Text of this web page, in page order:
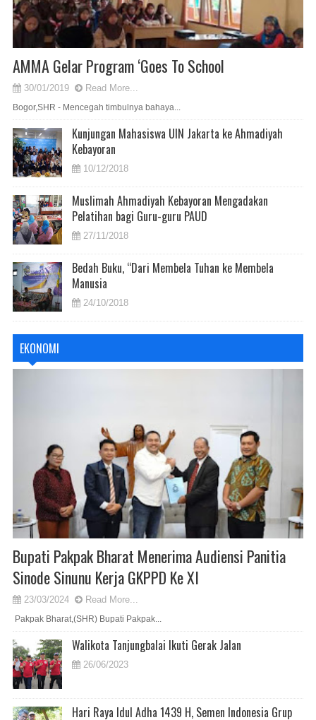
AMMA Gelar Program ‘Goes To School
30/01/2019 Read More...
Bogor,SHR - Mencegah timbulnya bahaya...
Kunjungan Mahasiswa UIN Jakarta ke Ahmadiyah
Kebayoran
10/12/2018
Muslimah Ahmadiyah Kebayoran Mengadakan
Pelatihan bagi Guru-guru PAUD
27/11/2018
Bedah Buku, “Dari Membela Tuhan ke Membela
Manusia
24/10/2018
EKONOMI
Bupati Pakpak Bharat Menerima Audiensi Panitia
Sinode Sinunu Kerja GKPPD Ke XI
23/03/2024 Read More...
Pakpak Bharat,(SHR) Bupati Pakpak...
Walikota Tanjungbalai Ikuti Gerak Jalan
26/06/2023
Hari Raya Idul Adha 1439 H, Semen Indonesia Grup